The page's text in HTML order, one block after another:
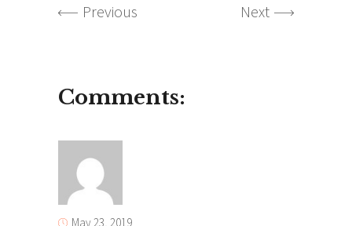
Previous Next
Comments:
May 23, 2019